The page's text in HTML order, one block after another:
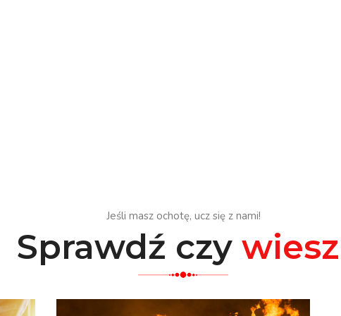
Jeśli masz ochotę, ucz się z nami!
Sprawdź czy